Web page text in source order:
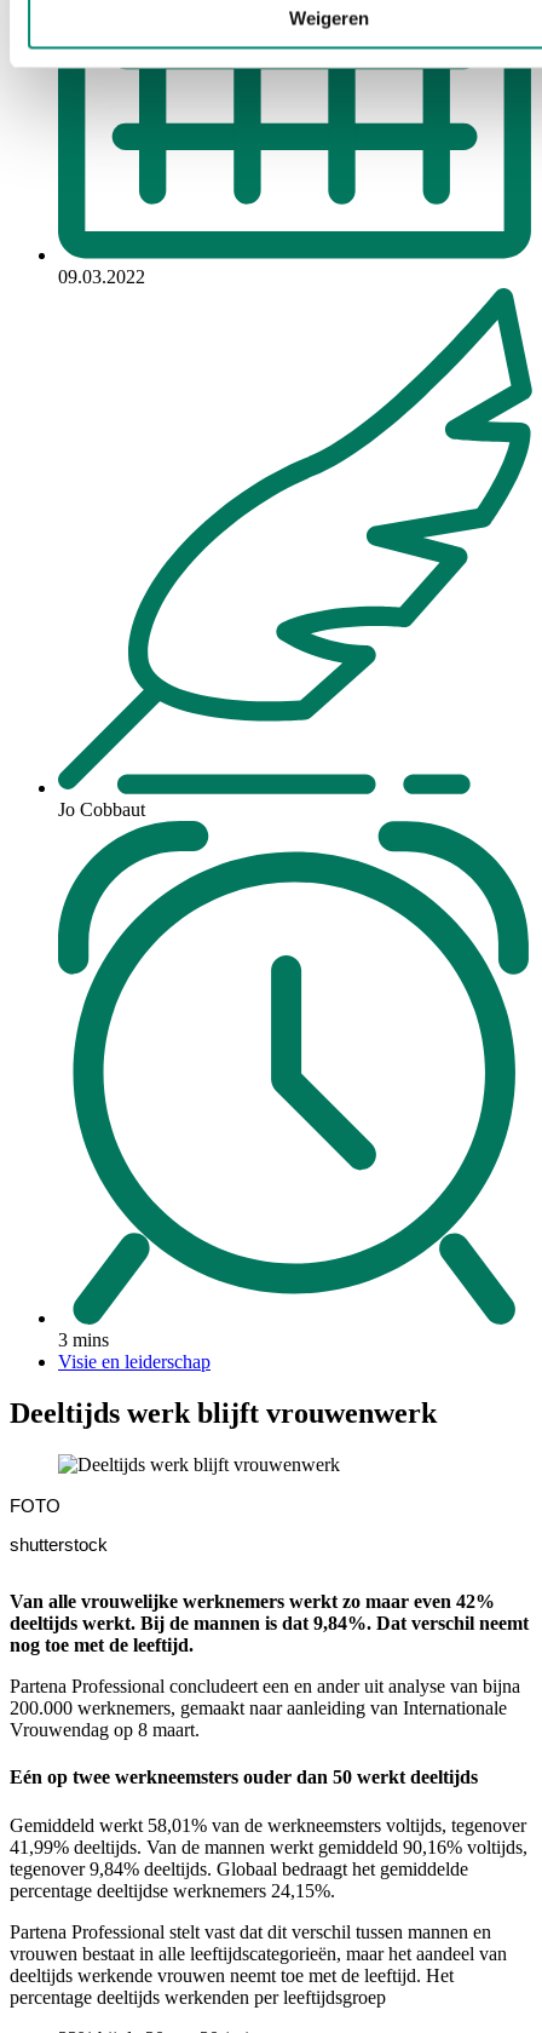
Weigeren
09.03.2022
Jo Cobbaut
3 mins
Visie en leiderschap
Deeltijds werk blijft vrouwenwerk
FOTO
shutterstock
Van alle vrouwelijke werknemers werkt zo maar even 42%
deeltijds werkt. Bij de mannen is dat 9,84%. Dat verschil neemt
nog toe met de leeftijd.
Partena Professional concludeert een en ander uit analyse van bijna
200.000 werknemers, gemaakt naar aanleiding van Internationale
Vrouwendag op 8 maart.
Eén op twee werkneemsters ouder dan 50 werkt deeltijds
Gemiddeld werkt 58,01% van de werkneemsters voltijds, tegenover
41,99% deeltijds. Van de mannen werkt gemiddeld 90,16% voltijds,
tegenover 9,84% deeltijds. Globaal bedraagt het gemiddelde
percentage deeltijdse werknemers 24,15%.
Partena Professional stelt vast dat dit verschil tussen mannen en
vrouwen bestaat in alle leeftijdscategorieën, maar het aandeel van
deeltijds werkende vrouwen neemt toe met de leeftijd. Het
percentage deeltijds werkenden per leeftijdsgroep